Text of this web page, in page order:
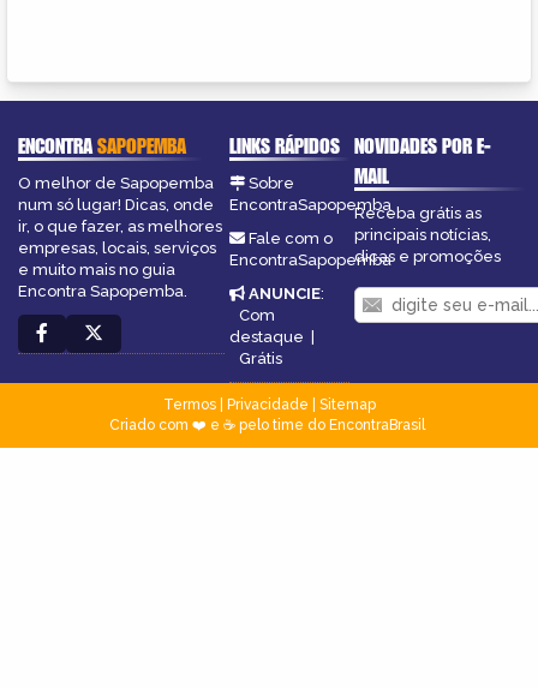
ENCONTRASAPOPEMBA
O melhor de Sapopemba
num só lugar! Dicas, onde
ir, o que fazer, as melhores
empresas, locais, serviços
e muito mais no guia
Encontra Sapopemba.
LINKS RÁPIDOS
Sobre
EncontraSapopemba
Fale com o
EncontraSapopemba
ANUNCIE:
Com
destaque |
Grátis
NOVIDADES POR E-
MAIL
Receba grátis as
principais notícias,
dicas e promoções
Termos| Privacidade
Sitemap
Criado com ❤️ e ☕ pelo time do EncontraBrasil